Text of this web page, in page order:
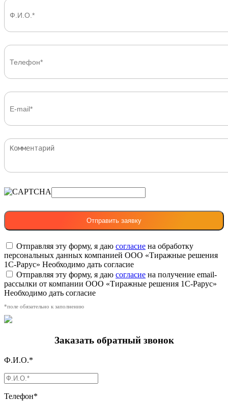
Отправляя эту форму, я даю согласие на обработку
персональных данных компанией ООО «Тиражные решения
1С-Рарус» Необходимо дать согласие
Отправляя эту форму, я даю согласие на получение email-
рассылки от компании ООО «Тиражные решения 1С-Рарус»
Необходимо дать согласие
*поле обязательно к заполнению
Заказать обратный звонок
Ф.И.О.*
Телефон*